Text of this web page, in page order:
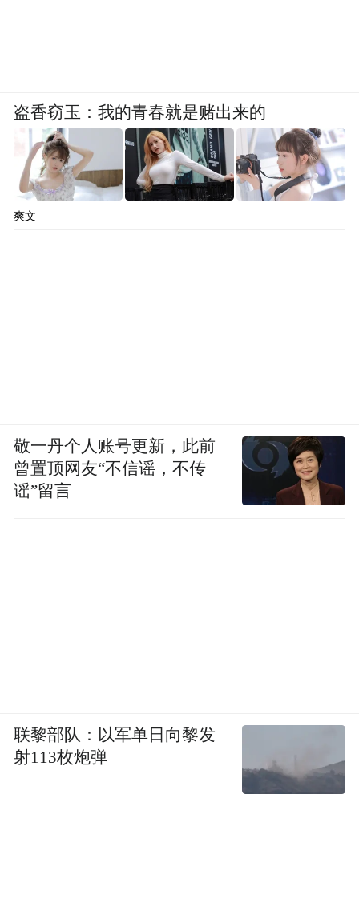
盗香窃玉：我的青春就是赌出来的
爽文
敬一丹个人账号更新，此前
曾置顶网友“不信谣，不传
谣”留言
联黎部队：以军单日向黎发
射113枚炮弹